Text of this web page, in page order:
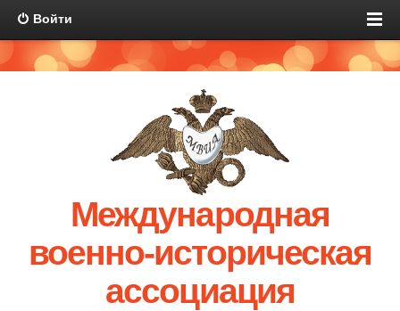
Войти
Международная
военно-историческая
ассоциация